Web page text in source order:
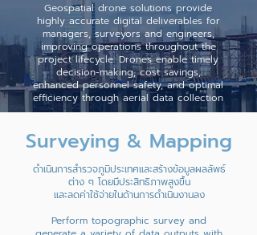
Geospatial drone solutions provide
highly accurate digital deliverables for
managers, surveyors and engineers,
improving operations throughout the
project lifecycle. Drones enable timely
decision-making, cost savings,
enhanced personnel safety, and optimal
efficiency through aerial data collection
Surveying & Mapping
ดำเนินการสำรวจภูมิประเทศและสร้างข้อมูลผลลัพธ์
ต่าง ๆ โดยมีประสิทธิภาพสูงขึ้น
และลดค่าใช้จ่ายในด้านการดำเนินงานลง
Perform topographic survey and